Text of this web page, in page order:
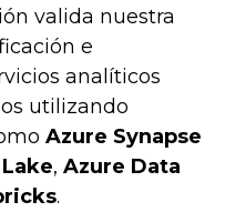
valida nuestra
e
analíticos
utilizando
Azure Synapse
, Azure Data
.